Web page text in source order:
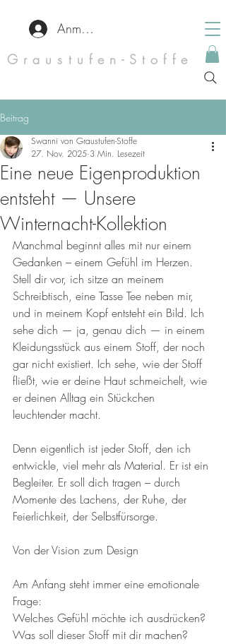
Graustufen-Stoffe
Anmelden
Beitrag
Eine neue Eigenproduktion
entsteht — Unsere
Winternacht-Kollektion
Swanni von Graustufen-Stoffe
27. Nov. 2025 3 Min. Lesezeit
Manchmal beginnt alles mit nur einem
Gedanken – einem Gefühl im Herzen.
Stell dir vor, ich sitze an meinem
Schreibtisch, eine Tasse Tee neben mir,
und in meinem Kopf entsteht ein Bild. Ich
sehe dich — ja, genau dich — in einem
Kleidungsstück aus einem Stoff, der noch
gar nicht existiert. Ich sehe, wie der Stoff
fließt, wie er deine Haut schmeichelt, wie
er deinen Alltag ein Stückchen
leuchtender macht.
Denn eigentlich ist jeder Stoff, den ich
entwickle, viel mehr als Material. Er ist ein
Begleiter. Er soll dich tragen – durch
Momente des Lachens, der Ruhe, der
Feierlichkeit, der Selbstfürsorge.
Von der Vision zum Design
Am Anfang steht immer eine emotionale
Frage:
Welches Gefühl möchte ich ausdrücken?
Was soll dieser Stoff mit dir machen?